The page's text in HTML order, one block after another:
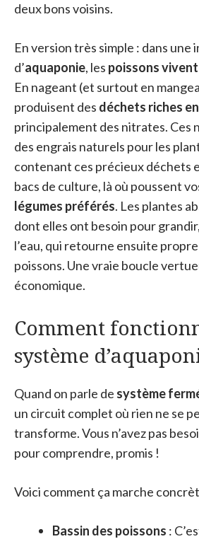
deux bons voisins.
En version très simple : dans une
d’aquaponie, les poissons
En nageant (et surtout en
produisent des déchets riches
principalement des nitrates. Ces
des engrais naturels pour les
contenant ces précieux déchets
bacs de culture, là où poussent
légumes préférés. Les plantes
dont elles ont besoin pour
l’eau, qui retourne ensuite propre
poissons. Une vraie boucle
économique.
Comment
système
Quand on parle de système
un circuit complet où rien ne se
transforme. Vous n’avez pas
pour comprendre, promis !
Voici comment ça marche
Bassin des poissons :